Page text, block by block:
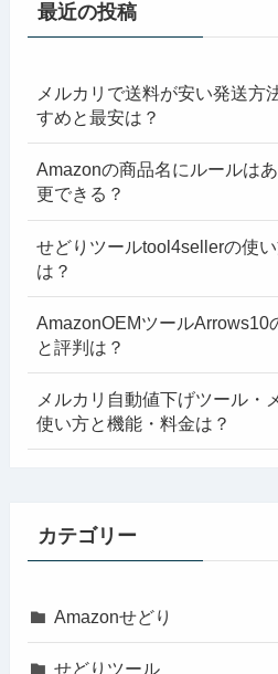
最近の投稿
メルカリで送料が安い発送方
すめと最安は？
Amazonの商品名にルールは
更できる？
せどりツールtool4sellerの使
は？
AmazonOEMツールArrows10
と評判は？
メルカリ自動値下げツール・
使い方と機能・料金は？
カテゴリー
Amazonせどり
せどりツール